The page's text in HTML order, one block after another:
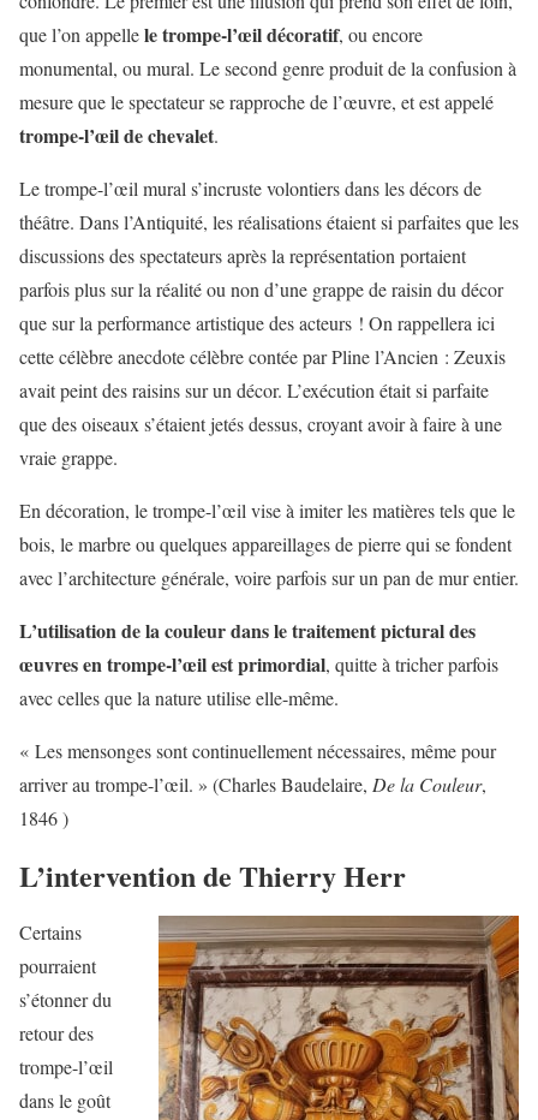
que l’on appellele trompe-l’œil décoratif, ou encore
monumental, ou mural. Le second genre produit de la confusion à
mesure que le spectateur se rapproche de l’œuvre, et est appelé
trompe-l’œil de chevalet.
Le trompe-l’œil mural s’incruste volontiers dans les décors de
théâtre. Dans l’Antiquité, les réalisations étaient si parfaites que les
discussions des spectateurs après la représentation portaient
parfois plus sur la réalité ou non d’une grappe de raisin du décor
que sur la performance artistique des acteurs ! On rappellera ici
cette célèbre anecdote célèbre contée par Pline l’Ancien : Zeuxis
avait peint des raisins sur un décor. L’exécution était si parfaite
que des oiseaux s’étaient jetés dessus, croyant avoir à faire à une
vraie grappe.
En décoration, le trompe-l’œil vise à imiter les matières tels que le
bois, le marbre ou quelques appareillages de pierre qui se fondent
avec l’architecture générale, voire parfois sur un pan de mur entier.
L’utilisation de la couleur dans le traitement pictural des
œuvres en trompe-l’œil est primordial, quitte à tricher parfois
avec celles que la nature utilise elle-même.
« Les mensonges sont continuellement nécessaires, même pour
arriver au trompe-l’œil. » (Charles Baudelaire, De la Couleur,
1846 )
L’intervention de Thierry Herr
Certains
pourraient
s’étonner du
retour des
trompe-l’œil
dans le goût